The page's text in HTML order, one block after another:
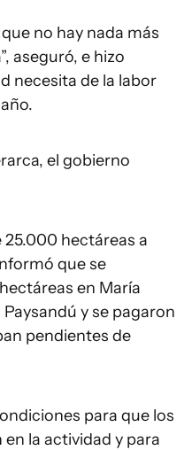
no hay nada más
aseguró, e hizo
necesita de la labor
el gobierno
hectáreas a
que se
en María
y se pagaron
pendientes de
para que los
la actividad y para